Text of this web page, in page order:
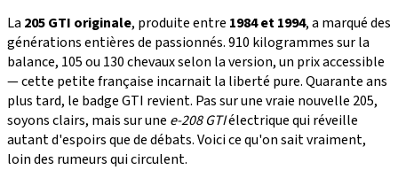
La 205 GTI originale, produite entre 1984 et 1994, a marqué des
générations entières de passionnés. 910 kilogrammes sur la
balance, 105 ou 130 chevaux selon la version, un prix accessible
— cette petite française incarnait la liberté pure. Quarante ans
plus tard, le badge GTI revient. Pas sur une vraie nouvelle 205,
soyons clairs, mais sur une e-208 GTIélectrique qui réveille
autant d'espoirs que de débats. Voici ce qu'on sait vraiment,
loin des rumeurs qui circulent.